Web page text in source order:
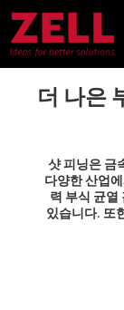
더 나은
샷 피닝은 금
다양한 산업
력 부식 균열
있습니다. 또